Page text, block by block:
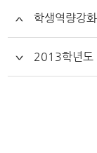
학생역량강
2013학년도